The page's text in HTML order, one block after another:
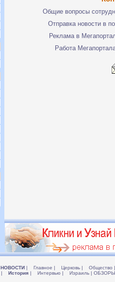
Общие вопросы
Отправка новости в
Реклама в
Работа
НОВОСТИ | Главное | Церковь | Общество |
| История | Интервью | Израиль |